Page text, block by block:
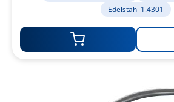
Edelstahl 1.4301